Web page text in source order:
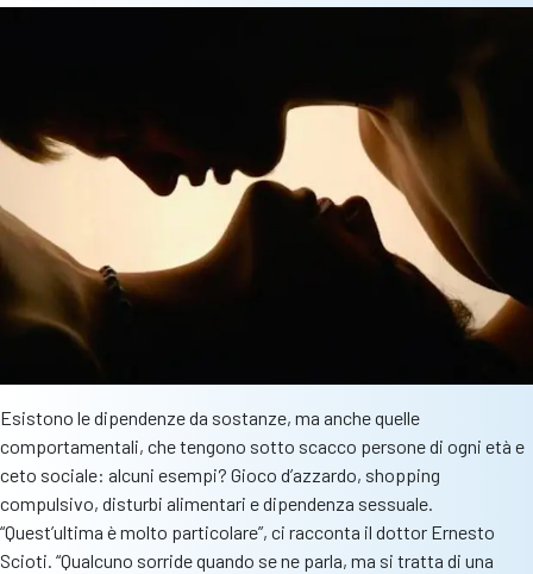
Esistono le dipendenze da sostanze, ma anche quelle
comportamentali, che tengono sotto scacco persone di ogni età e
ceto sociale: alcuni esempi? Gioco d’azzardo, shopping
compulsivo, disturbi alimentari e dipendenza sessuale.
“Quest’ultima è molto particolare”, ci racconta il dottor Ernesto
Scioti. “Qualcuno sorride quando se ne parla, ma si tratta di una